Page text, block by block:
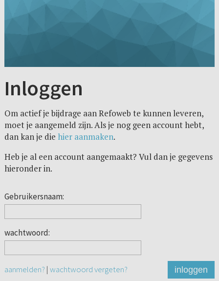
Inloggen
Om actief je bijdrage aan Refoweb te kunnen leveren,
moet je aangemeld zijn. Als je nog geen account hebt,
dan kan je die hier aanmaken.
Heb je al een account aangemaakt? Vul dan je gegevens
hieronder in.
Gebruikersnaam:
wachtwoord:
aanmelden? | wachtwoord vergeten? inloggen